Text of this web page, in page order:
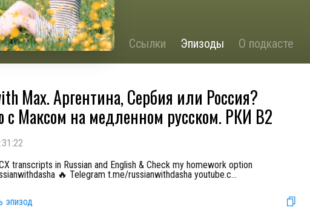
Ссылки Эпизоды О подкасте
Max. Аргентина, Сербия или Россия?
с Максом на медленном русском. РКИ B2
transcripts in Russian and English & Check my homework option
🔥 Telegram t.me/russianwithdasha youtube.c...
эпизод